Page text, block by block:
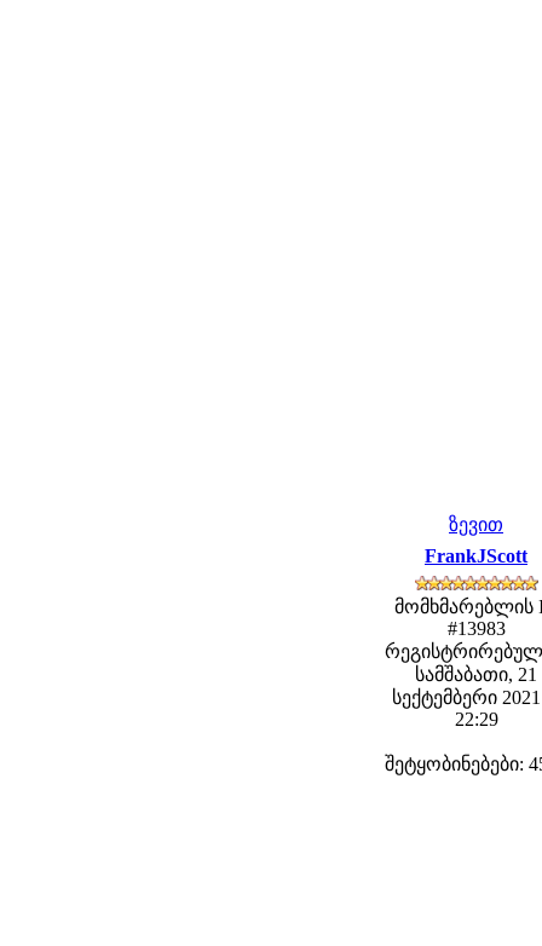
ზევით
FrankJScott
მომხმარებლის
#13983
სამშაბათი, 21
სექტემბერი
22:29
შეტყობინებები: